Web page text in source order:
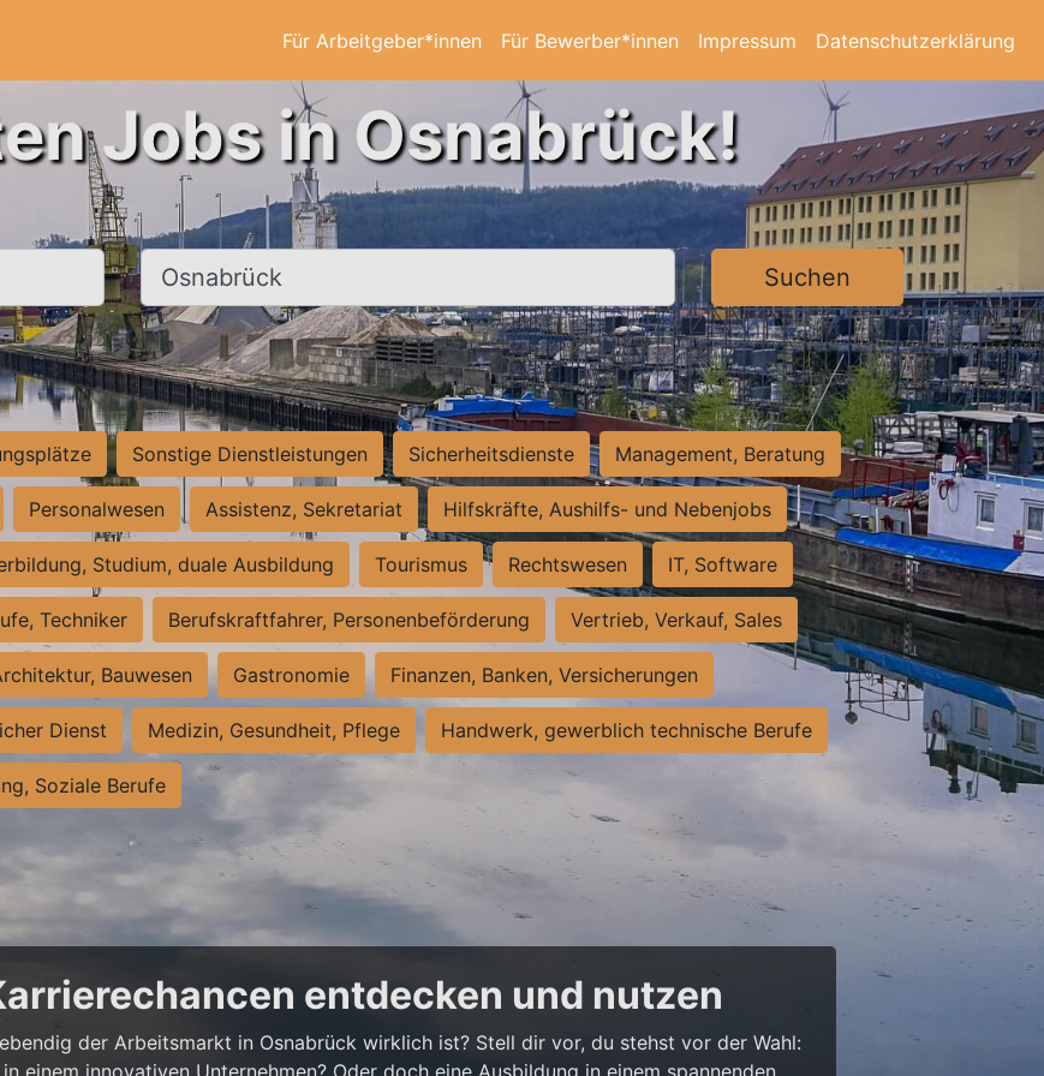
Für Arbeitgeber*innen Für Bewerber*innen Impressum Datenschutzerklärung
Jobs in Osnabrück!
Ort, Stadt Suchen
Sonstige Dienstleistungen Sicherheitsdienste Management, Beratung
Personalwesen Assistenz, Sekretariat Hilfskräfte, Aushilfs- und Nebenjobs
Studium, duale Ausbildung Tourismus Rechtswesen IT, Software
Techniker Berufskraftfahrer, Personenbeförderung Vertrieb, Verkauf, Sales
Bauwesen Gastronomie Finanzen, Banken, Versicherungen
Dienst Medizin, Gesundheit, Pflege Handwerk, gewerblich technische Berufe
Soziale Berufe
entdecken und nutzen
der Arbeitsmarkt in Osnabrück wirklich ist? Stell dir vor, du stehst vor der Wahl: